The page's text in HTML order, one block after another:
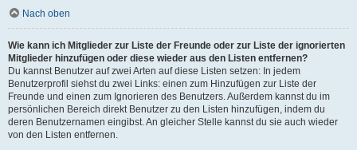
Nach oben
Wie kann ich Mitglieder zur Liste der Freunde oder zur Liste der ignorierten
Mitglieder hinzufügen oder diese wieder aus den Listen entfernen?
Du kannst Benutzer auf zwei Arten auf diese Listen setzen: In jedem
Benutzerprofil siehst du zwei Links: einen zum Hinzufügen zur Liste der
Freunde und einen zum Ignorieren des Benutzers. Außerdem kannst du im
persönlichen Bereich direkt Benutzer zu den Listen hinzufügen, indem du
deren Benutzernamen eingibst. An gleicher Stelle kannst du sie auch wieder
von den Listen entfernen.